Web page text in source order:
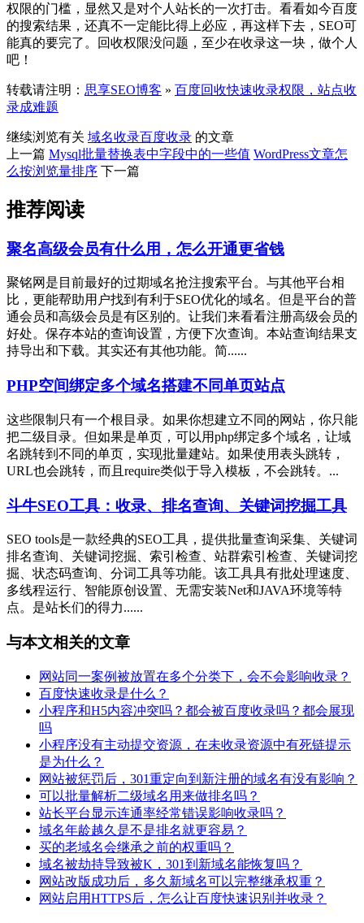
权限的门槛，显然又是对个人站长的一次打击。看看如今百度
的搜索结果，还真不一定能比得上必应，再这样下去，SEO可
能真的要完了。回收权限没问题，至少在收录这一块，做个人
吧！
转载请注明： 思享SEO博客 » 百度回收快速收录权限，站点收
录成难题
继续浏览有关 域名收录百度收录 的文章
上一篇 Mysql批量替换表中字段中的一些值 WordPress文章怎
么按浏览量排序 下一篇
推荐阅读
聚名高级会员有什么用，怎么开通更省钱
聚铭网是目前最好的过期域名抢注搜索平台。与其他平台相
比，更能帮助用户找到有利于SEO优化的域名。但是平台的普
通会员和高级会员是有区别的。让我们来看看注册高级会员的
好处。保存本站的查询设置，方便下次查询。本站查询结果支
持导出和下载。其实还有其他功能。简......
PHP空间绑定多个域名搭建不同单页站点
这些限制只有一个根目录。如果你想建立不同的网站，你只能
把二级目录。但如果是单页，可以用php绑定多个域名，让域
名跳转到不同的单页，实现批量建站。如果使用表头跳转，
URL也会跳转，而且require类似于导入模板，不会跳转。...
斗牛SEO工具：收录、排名查询、关键词挖掘工具
SEO tools是一款经典的SEO工具，提供批量查询采集、关键词
排名查询、关键词挖掘、索引检查、站群索引检查、关键词挖
掘、状态码查询、分词工具等功能。该工具具有批处理速度、
多线程运行、智能原创设置、无需安装Net和JAVA环境等特
点。是站长们的得力......
与本文相关的文章
网站同一案例被放置在多个分类下，会不会影响收录？
百度快速收录是什么？
小程序和H5内容冲突吗？都会被百度收录吗？都会展现
吗
小程序没有主动提交资源，在未收录资源中有死链提示
是为什么？
网站被惩罚后，301重定向到新注册的域名有没有影响？
可以批量解析二级域名用来做排名吗？
站长平台显示连通率经常错误影响收录吗？
域名年龄越久是不是排名就更容易？
买的老域名会继承之前的权重吗？
域名被劫持导致被K，301到新域名能恢复吗？
网站改版成功后，多久新域名可以完整继承权重？
网站启用HTTPS后，怎么让百度快速识别并收录？